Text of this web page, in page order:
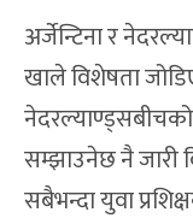
अर्जेन्टिना र
खाले विशेषता
सम्झाउनेछ नै जारी
सबैभन्दा युवा